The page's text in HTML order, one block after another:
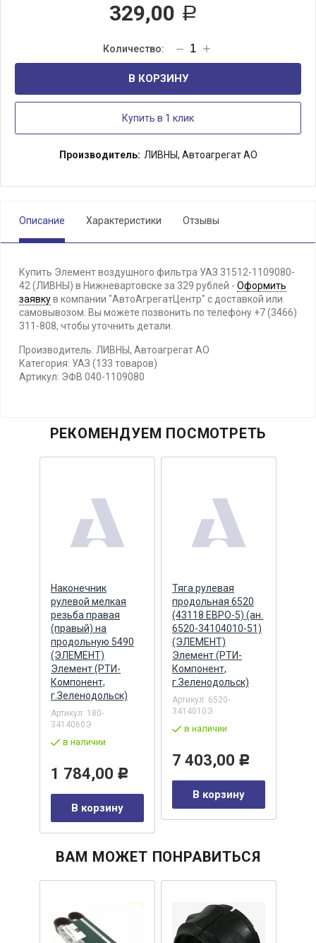
329,00 Р
В КОРЗИНУ
Купить в 1 клик
Производитель: ЛИВНЫ, Автоагрегат АО
Описание Характеристики Отзывы
Купить Элемент воздушного фильтра УАЗ 31512-1109080-
42 (ЛИВНЫ) в Нижневартовске за 329 рублей - Оформить
заявкув компании "АвтоАгрегатЦентр" с доставкой или
самовывозом. Вы можете позвонить по телефону +7 (3466)
311-808, чтобы уточнить детали.
Производитель: ЛИВНЫ, Автоагрегат АО
Категория: УАЗ (133 товаров)
Артикул: ЭФВ 040-1109080
РЕКОМЕНДУЕМ ПОСМОТРЕТЬ
Наконечник
рулевой мелкая
резьба правая
(правый) на
продольную 5490
(ЭЛЕМЕНТ)
Элемент (РТИ-
Компонент,
г.Зеленодольск)
Артикул: 180-
3414060Э
в наличии
1 784,00 Р
В корзину
Тяга рулевая
продольная 6520
(43118 ЕВРО-5) (ан.
6520-34104010-51)
(ЭЛЕМЕНТ)
Элемент (РТИ-
Компонент,
г.Зеленодольск)
Артикул: 6520-
3414010Э
в наличии
7 403,00 Р
В корзину
ВАМ МОЖЕТ ПОНРАВИТЬСЯ